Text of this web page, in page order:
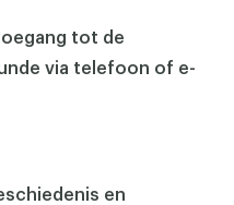
tot de
via telefoon of e-
en